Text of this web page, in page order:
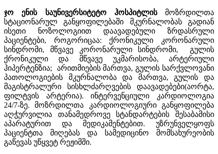
ჯო ენის საუნივერსიტეტო ჰოსპიტლისმოზრდილთა
სტაციონარულ განყოფილებაში მკურნალობას გადიან
ისეთი ნოზოლოგიით დაავადებული ზრდასრული
პაციენტები, როგორიცაა: ქრონიკული კორონარული
სინდრომი, მწვავე კორონარული სინდრომი, გულის
ქრონიკული და მწვავე უკმარისობა, არტერიული
ჰიპერტენზია; არითმიების მართვა, გულის სარქვლოვანი
პათოლოგიების მკურნალობა და მართვა, გულის და
მაგისტრალური სისხლძარღვების დაავადებები(აორტა,
ფილტვის არტერია). ინტერვენციული კარდიოლოგია
24/7-ზე. მოზრდილთა კარდიოლოგიური განყოფილება
აღჭურვილია თანამედროვე სტანდარტების შესაბამისი
აპარატურით და მედიკამენტებით. უზრუნველყოფს
პაციენტთა მიღებას და სამედიცინო მომსახურეობის
გაწევას უწყვეტ რეჟიმში.